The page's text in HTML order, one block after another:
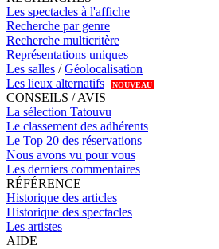
Les spectacles à l'affiche
Recherche par genre
Recherche multicritère
Représentations uniques
Les salles /Géolocalisation
Les lieux alternatifs
NOUVEAU
CONSEILS / AVIS
La sélection Tatouvu
Le classement des adhérents
Le Top 20 des réservations
Nous avons vu pour vous
Les derniers commentaires
RÉFÉRENCE
Historique des articles
Historique des spectacles
Les artistes
AIDE